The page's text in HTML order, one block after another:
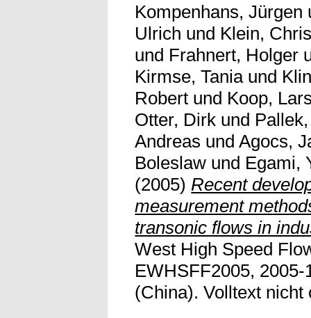
Kompenhans, Jürgen
Ulrich und Klein,
und Frahnert, Holger
Kirmse, Taniaund
Robert und Koop,
Otter, Dirk und
Andreas undAgocs,
Boleslaw und Egami,
(2005) Recent
measurement
transonic flows in
West High Speed
EWHSFF2005,
(China). Volltext nicht